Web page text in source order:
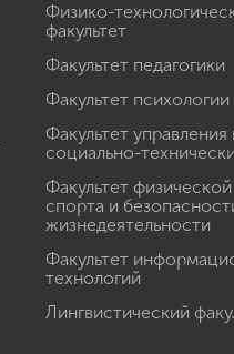
Физико-
факультет
Факультет педагогики
Факультет психологии
Факультет управления
социально-
Факультет физической
спорта и
жизнедеятельности
Факультет
технологий
Лингвистический